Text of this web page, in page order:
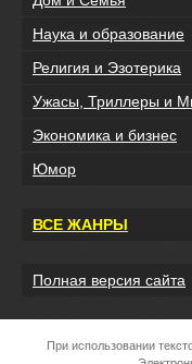
Наука и образование
Религия и Эзотерика
Ужасы, Триллеры и
Экономика и бизнес
Юмор
ВСЕ ЖАНРЫ
Полная версия сайта
При использовании